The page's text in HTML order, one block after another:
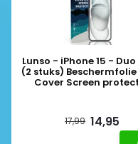
Lunso - iPhone 15 -
(2 stuks)
Cover Screen
17,99 14,95